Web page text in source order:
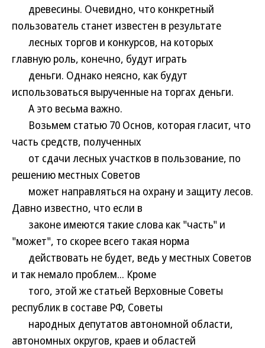
древесины. Очевидно, что конкретный
пользователь станет известен в результате
лесных торгов и конкурсов, на которых
главную роль, конечно, будут играть
деньги. Однако неясно, как будут
использоваться вырученные на торгах деньги.
А это весьма важно.
Возьмем статью 70 Основ, которая гласит, что
часть средств, полученных
от сдачи лесных участков в пользование, по
решению местных Советов
может направляться на охрану и защиту лесов.
Давно известно, что если в
законе имеются такие слова как "часть" и
"может", то скорее всего такая норма
действовать не будет, ведь у местных Советов
и так немало проблем... Кроме
того, этой же статьей Верховные Советы
республик в составе РФ, Советы
народных депутатов автономной области,
автономных округов, краев и областей